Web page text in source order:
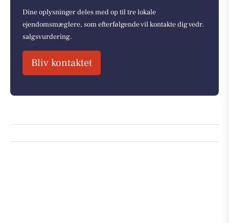
Dine oplysninger deles med op til tre lokale
ejendomsmæglere, som efterfølgende vil kontakte dig vedr.
salgsvurdering.
Bliv kontaktet